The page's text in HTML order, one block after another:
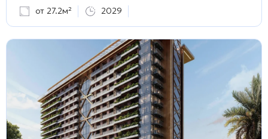
от 27.2м² 2029